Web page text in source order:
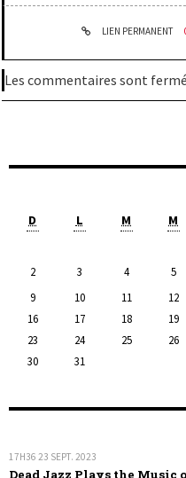
D L M M
2
3 4 5
9
10 11 12
16
17 18 19
23
24 25 26
30
31
17H36 23 SEPT. 2023
Dead Jazz Plays the Music
LIEN PERMANENT
Les commentaires sont